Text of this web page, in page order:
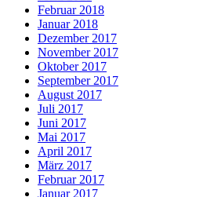
Februar 2018
Januar 2018
Dezember 2017
November 2017
Oktober 2017
September 2017
August 2017
Juli 2017
Juni 2017
Mai 2017
April 2017
März 2017
Februar 2017
Januar 2017